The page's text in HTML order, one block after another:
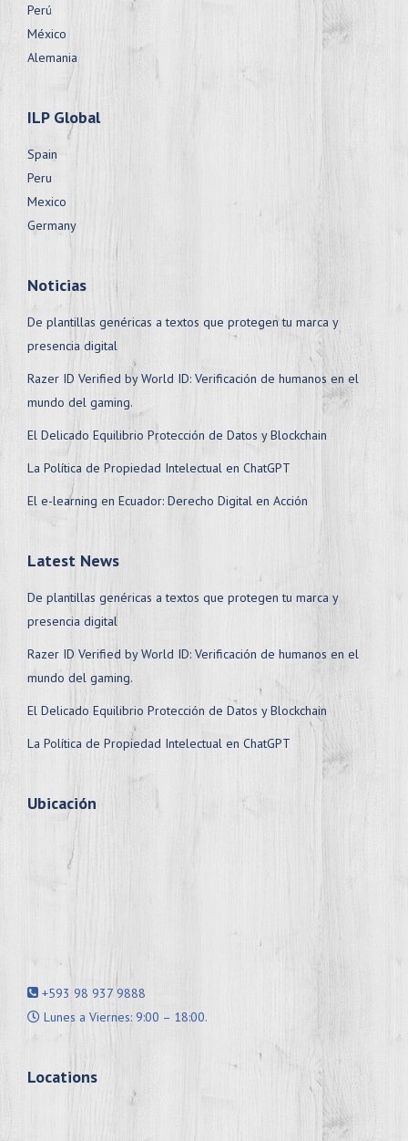
Perú
México
Alemania
ILP Global
Spain
Peru
Mexico
Germany
Noticias
De plantillas genéricas a textos que protegen tu marca y
presencia digital
Razer ID Verified by World ID: Verificación de humanos en el
mundo del gaming.
El Delicado Equilibrio Protección de Datos y Blockchain
La Política de Propiedad Intelectual en ChatGPT
El e-learning en Ecuador: Derecho Digital en Acción
Latest News
De plantillas genéricas a textos que protegen tu marca y
presencia digital
Razer ID Verified by World ID: Verificación de humanos en el
mundo del gaming.
El Delicado Equilibrio Protección de Datos y Blockchain
La Política de Propiedad Intelectual en ChatGPT
Ubicación
+593 98 937 9888
Lunes a Viernes: 9:00 – 18:00.
Locations